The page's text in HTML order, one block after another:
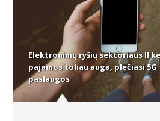
Elektroninių ryšių sektoriaus II
pajamos toliau auga, plečiasi 5G
paslaugos